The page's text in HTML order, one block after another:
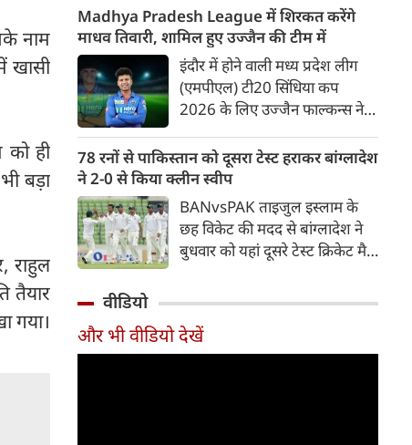
नाम
खासी
ही
बड़ा
राहुल
तैयार
गया।
टूर्नामेंट में दूसरे सबसे ज़्यादा हैं। सबसे
ज़्यादा 59 छक्के क्रिस गेल ने
आईपीएल 2012 में लगाए थे।
सूर्यवंशी की नज़रें अब गेल के रिकॉर्ड
पर होंगी।
Madhya Pradesh League में शिरकत करेंगे
माधव तिवारी, शामिल हुए उज्जैन की टीम में
इंदौर में होने वाली मध्य प्रदेश लीग
(एमपीएल) टी20 सिंधिया कप
2026 के लिए उज्जैन फाल्कन्स ने
जिसमें युवा ऑलराउंडर माधव तिवारी
सबसे बड़े आकर्षण के रूप में
उभरकर सामने आए हैं। इंडियन
प्रीमियर लीग में दिल्ली कैपिटल्स का
हिस्सा रहे माधव तिवारी इस समय
मध्य प्रदेश के सबसे चर्चित युवा
78 रनों से पाकिस्तान को दूसरा टेस्ट हराकर बांग्लादेश
ने 2-0 से किया क्लीन स्वीप
BANvsPAK ताइजुल इस्लाम के
छह विकेट की मदद से बांग्लादेश ने
बुधवार को यहां दूसरे टेस्ट क्रिकेट मैच
का पीछा करते हुए 358 रन पर
आउट हो गई। बांग्लादेश ने पहला
वीडियो
और भी वीडियो देखें